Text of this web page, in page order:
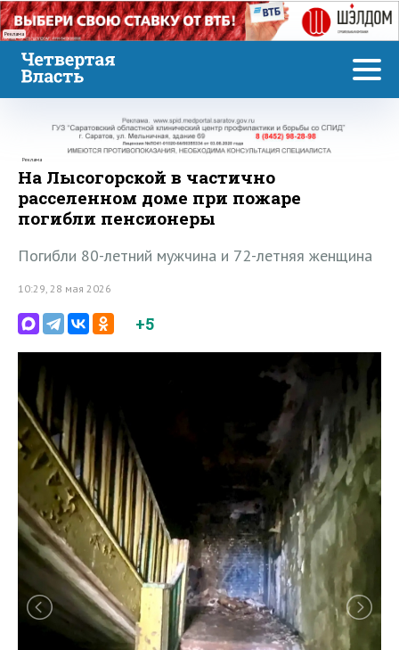
Реклама
Реклама
На Лысогорской в частично
расселенном доме при пожаре
погибли пенсионеры
Погибли 80-летний мужчина и 72-летняя женщина
10:29, 28 мая 2026
+5